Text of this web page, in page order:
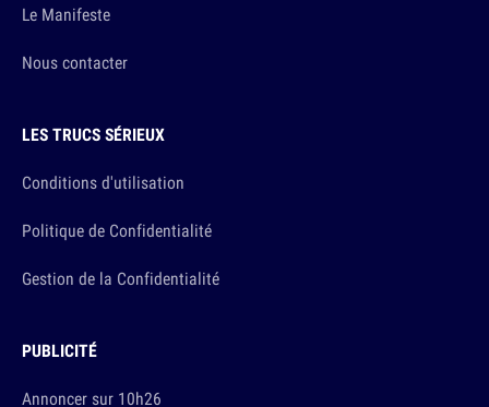
Le Manifeste
Nous contacter
LES TRUCS SÉRIEUX
Conditions d'utilisation
Politique de Confidentialité
Gestion de la Confidentialité
PUBLICITÉ
Annoncer sur 10h26